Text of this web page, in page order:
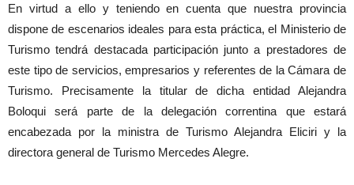
En virtud a ello y teniendo en cuenta que nuestra provincia
dispone de escenarios ideales para esta práctica, el Ministerio de
Turismo tendrá destacada participación junto a prestadores de
este tipo de servicios, empresarios y referentes de la Cámara de
Turismo. Precisamente la titular de dicha entidad Alejandra
Boloqui será parte de la delegación correntina que estará
encabezada por la ministra de Turismo Alejandra Eliciri y la
directora general de Turismo Mercedes Alegre.